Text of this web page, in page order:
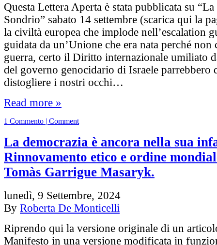
Questa Lettera Aperta è stata pubblicata su
Sondrio” sabato 14 settembre (scarica qui la
la civiltà europea che implode nell’escalation
guidata da un’Unione che era nata perché non
guerra, certo il Diritto internazionale umiliato
del governo genocidario di Israele parrebbero
distogliere i nostri occhi…
Read more »
1 Commento | Comment
La democrazia è ancora nella sua
Rinnovamento etico e ordine
Tomàs Garrigue Masaryk.
lunedì, 9 Settembre, 2024
By Roberta De Monticelli
Riprendo qui la versione originale di un
Manifesto in una versione modificata in